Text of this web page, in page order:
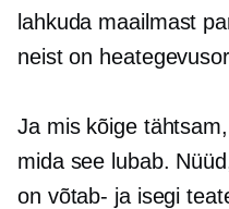
lahkuda maailmast
neist on
Ja mis kõige
mida see lubab.
on võtab- ja isegi